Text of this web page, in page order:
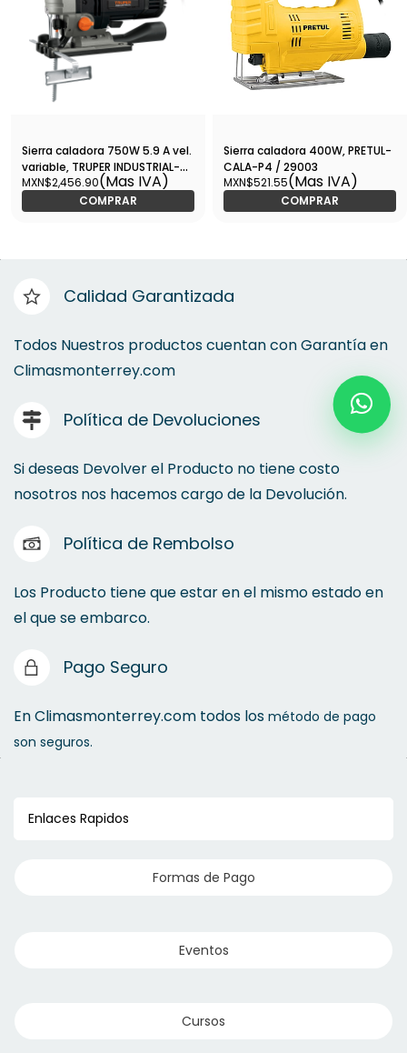
Sierra caladora 750W 5.9 A vel.
variable, TRUPER INDUSTRIAL-
CALA-NX6 / 15348
MXN$2,456.90(Mas IVA)
COMPRAR
Sierra caladora 400W, PRETUL-
CALA-P4 / 29003
MXN$521.55(Mas IVA)
COMPRAR
Calidad Garantizada
Todos Nuestros productos cuentan con Garantía en
Climasmonterrey.com
Política de Devoluciones
Si deseas Devolver el Producto no tiene costo
nosotros nos hacemos cargo de la Devolución.
Política de Rembolso
Los Producto tiene que estar en el mismo estado en
el que se embarco.
Pago Seguro
En Climasmonterrey.com todos los método de pago
son seguros.
Enlaces Rapidos
Formas de Pago
Eventos
Cursos